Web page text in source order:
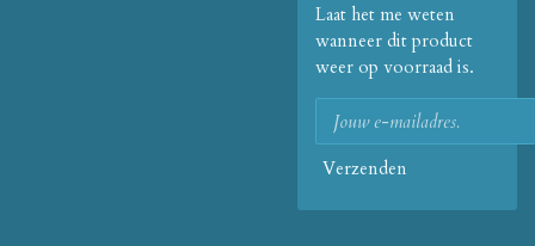
Laat het me weten
wanneer dit product
weer op voorraad is.
Verzenden